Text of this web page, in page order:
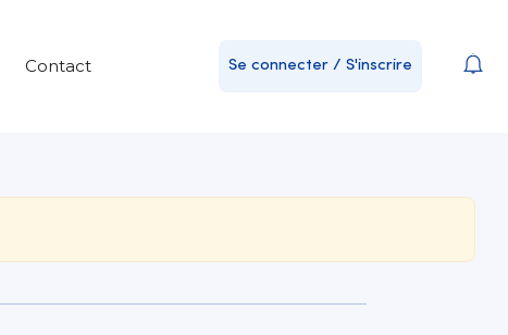
Contact Se connecter / S'inscrire